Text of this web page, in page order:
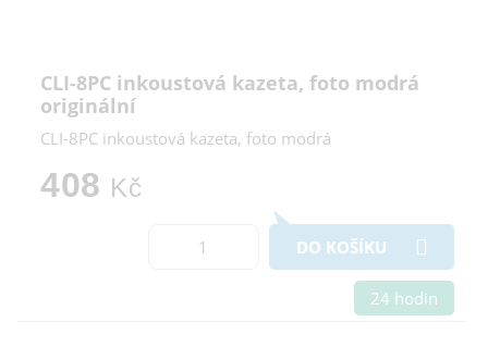
CLI-8PC inkoustová kazeta, foto modrá
originální
CLI-8PC inkoustová kazeta, foto modrá
408 Kč
DO KOŠÍKU
24 hodin